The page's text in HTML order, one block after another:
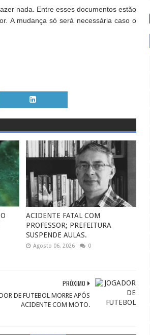
nada. Entre esses documentos estão
A mudança só será necessária caso o
ACIDENTE FATAL COM
PROFESSOR; PREFEITURA
SUSPENDE AULAS.
Agosto 06, 2026 0
PRÓXIMO
DE FUTEBOL MORRE APÓS
ACIDENTE COM MOTO.